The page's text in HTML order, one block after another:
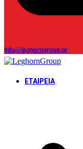
info@leghorngroup.gr
ΕΤΑΙΡΕΊΑ